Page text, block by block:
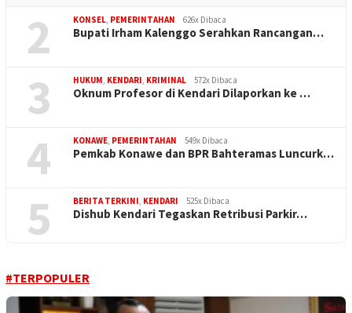
2 KONSEL PEMERINTAHAN 626x Dibaca
Bupati Irham Kalenggo Serahkan Rancangan…
3 HUKUM KENDARI KRIMINAL 572x Dibaca
Oknum Profesor di Kendari Dilaporkan ke …
4 KONAWE PEMERINTAHAN 549x Dibaca
Pemkab Konawe dan BPR Bahteramas Luncurk…
5 BERITA TERKINI KENDARI 525x Dibaca
Dishub Kendari Tegaskan Retribusi Parkir…
#TERPOPULER